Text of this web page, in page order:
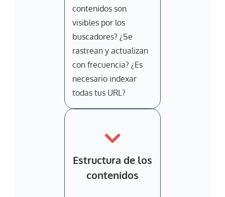
contenidos son
visibles por los
buscadores? ¿Se
rastrean y actualizan
con frecuencia? ¿Es
necesario indexar
todas tus URL?
Estructura de los
contenidos